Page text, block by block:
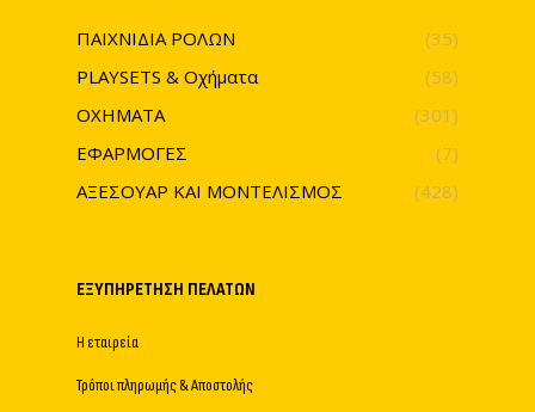
ΠΑΙΧΝΙΔΙΑ ΡΟΛΩΝ
(35)
PLAYSETS & Οχήματα
(58)
ΟΧΗΜΑΤΑ
(301)
ΕΦΑΡΜΟΓΕΣ
(7)
ΑΞΕΣΟΥΑΡ ΚΑΙ ΜΟΝΤΕΛΙΣΜΟΣ
(428)
ΕΞΥΠΗΡΈΤΗΣΗ ΠΕΛΑΤΏΝ
Η εταιρεία
Τρόποι πληρωμής & Αποστολής